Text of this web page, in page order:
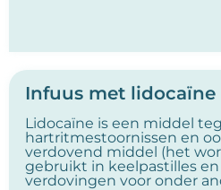
Infuus met lidocaïne
Lidocaïne is een middel
hartritmestoornissen en
verdovend middel (het
gebruikt in keelpastilles en
verdovingen voor onder